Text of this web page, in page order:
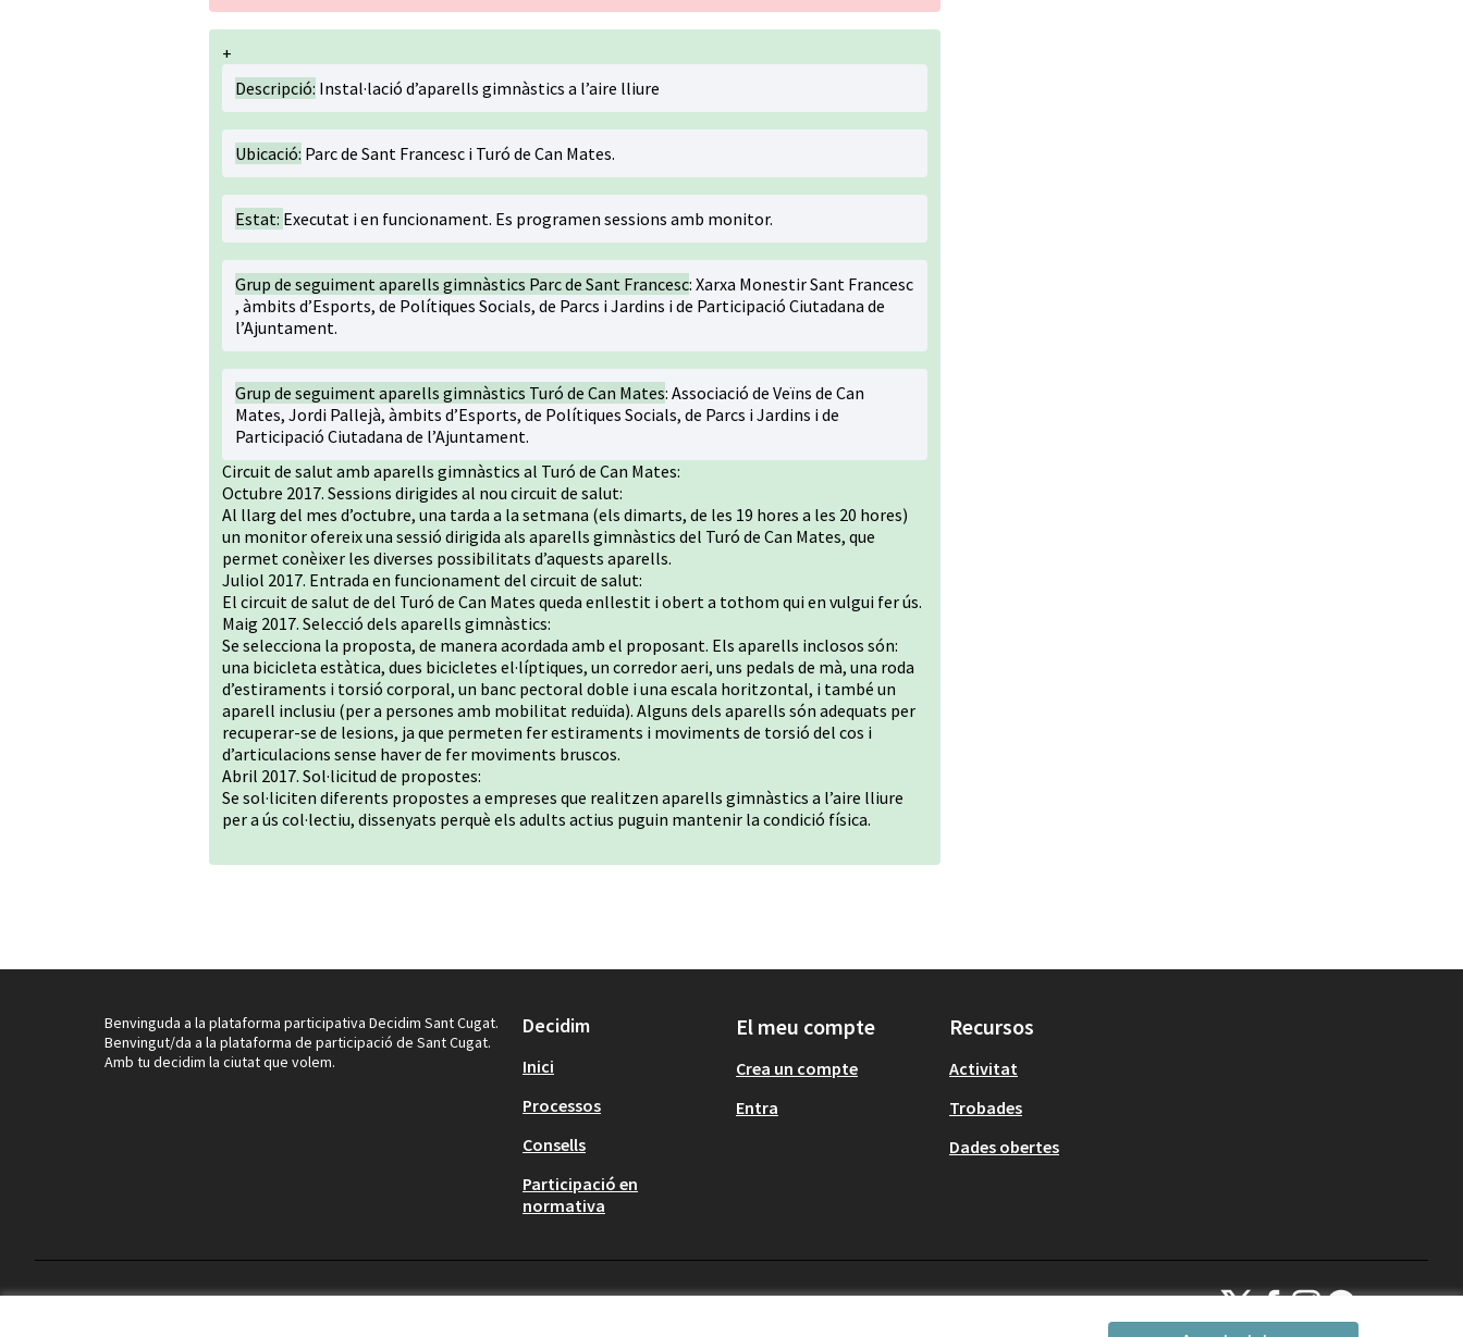
+
Descripció: Instal·lació d’aparells gimnàstics a l’aire lliure
Ubicació: Parc de Sant Francesc i Turó de Can Mates.
Estat: Executat i en funcionament. Es programen sessions amb monitor.
Grup de seguiment aparells gimnàstics Parc de Sant Francesc: Xarxa Monestir Sant Francesc
, àmbits d’Esports, de Polítiques Socials, de Parcs i Jardins i de Participació Ciutadana de
l’Ajuntament.
Grup de seguiment aparells gimnàstics Turó de Can Mates: Associació de Veïns de Can
Mates, Jordi Pallejà, àmbits d’Esports, de Polítiques Socials, de Parcs i Jardins i de
Participació Ciutadana de l’Ajuntament.
Circuit de salut amb aparells gimnàstics al Turó de Can Mates:
Octubre 2017. Sessions dirigides al nou circuit de salut:
Al llarg del mes d’octubre, una tarda a la setmana (els dimarts, de les 19 hores a les 20 hores)
un monitor ofereix una sessió dirigida als aparells gimnàstics del Turó de Can Mates, que
permet conèixer les diverses possibilitats d’aquests aparells.
Juliol 2017. Entrada en funcionament del circuit de salut:
El circuit de salut de del Turó de Can Mates queda enllestit i obert a tothom qui en vulgui fer ús.
Maig 2017. Selecció dels aparells gimnàstics:
Se selecciona la proposta, de manera acordada amb el proposant. Els aparells inclosos són:
una bicicleta estàtica, dues bicicletes el·líptiques, un corredor aeri, uns pedals de mà, una roda
d’estiraments i torsió corporal, un banc pectoral doble i una escala horitzontal, i també un
aparell inclusiu (per a persones amb mobilitat reduïda). Alguns dels aparells són adequats per
recuperar-se de lesions, ja que permeten fer estiraments i moviments de torsió del cos i
d’articulacions sense haver de fer moviments bruscos.
Abril 2017. Sol·licitud de propostes:
Se sol·liciten diferents propostes a empreses que realitzen aparells gimnàstics a l’aire lliure
per a ús col·lectiu, dissenyats perquè els adults actius puguin mantenir la condició física.
Benvinguda a la plataforma participativa Decidim Sant Cugat.
Benvingut/da a la plataforma de participació de Sant Cugat.
Amb tu decidim la ciutat que volem.
Decidim
Inici
Processos
Consells
Participació en
normativa
El meu compte
Crea un compte
Entra
Recursos
Activitat
Trobades
Dades obertes
Decidim Sant Cugat a X
(Enllaç extern)
Decidim Sant Cugat a Facebook
(Enllaç extern)
Decidim Sant Cugat a
(Enllaç extern)
Decidim Sant Cugat
(Enllaç extern)